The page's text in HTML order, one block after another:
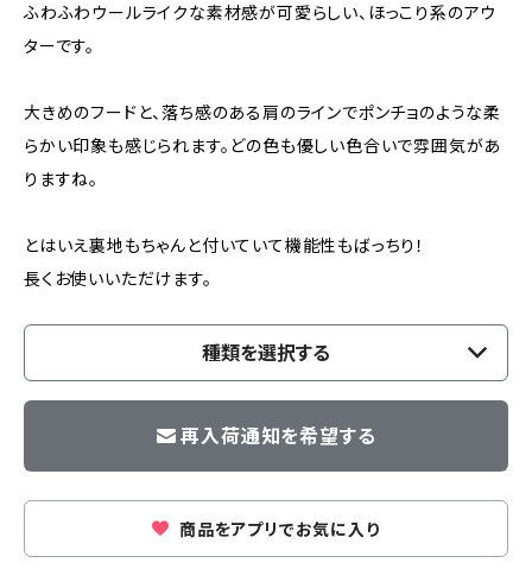
ふわふわウールライクな素材感が可愛らしい、ほっこり系のアウ
ターです。
大きめのフードと、落ち感のある肩のラインでポンチョのような柔
らかい印象も感じられます。どの色も優しい色合いで雰囲気があ
りますね。
とはいえ裏地もちゃんと付いていて機能性もばっちり！
長くお使いいただけます。
種類を選択する
再入荷通知を希望する
商品をアプリでお気に入り